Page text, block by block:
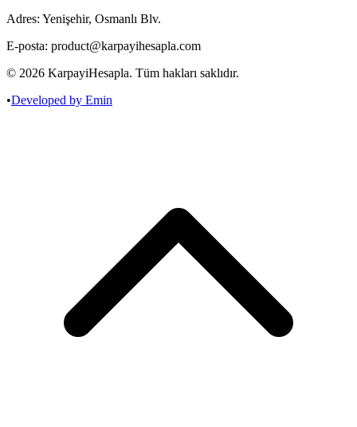
Adres: Yenişehir, Osmanlı Blv.
E-posta: product@karpayihesapla.com
© 2026 KarpayiHesapla. Tüm hakları saklıdır.
•Developed by Emin